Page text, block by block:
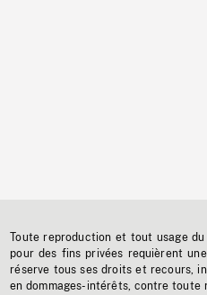
Toute reproduction et tout usage
pour des fins privées requièrent
réserve tous ses droits et recours,
en dommages-intérêts, contre toute